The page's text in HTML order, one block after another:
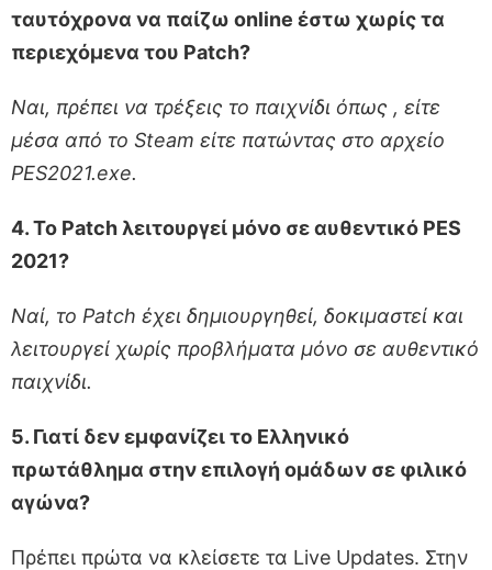
ταυτόχρονα να παίζω online έστω χωρίς τα
περιεχόμενα του Patch?
Ναι, πρέπει να τρέξεις το παιχνίδι όπως , είτε
μέσα από το Steam είτε πατώντας στο αρχείο
PES2021.exe.
4. Το Patch λειτουργεί μόνο σε αυθεντικό PES
2021?
Ναί, το Patch έχει δημιουργηθεί, δοκιμαστεί και
λειτουργεί χωρίς προβλήματα μόνο σε αυθεντικό
παιχνίδι.
5. Γιατί δεν εμφανίζει το Ελληνικό
πρωτάθλημα στην επιλογή ομάδων σε φιλικό
αγώνα?
Πρέπει πρώτα να κλείσετε τα Live Updates. Στην